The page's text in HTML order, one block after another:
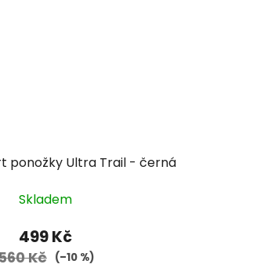
ponožky Ultra Trail - černá
Skladem
499 Kč
Kč (–10 %)